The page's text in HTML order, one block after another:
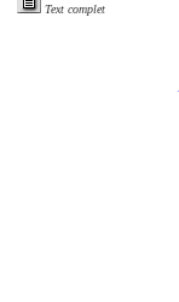
Text complet